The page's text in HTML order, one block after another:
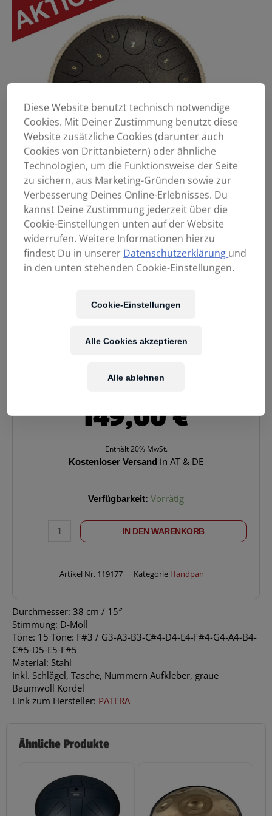
149,00€
Enthält 20% MwSt.
Kostenloser Versand in AT & DE
Verfügbarkeit: Vorrätig
Zungentrommel
Menge
IN DEN WARENKORB
Artikel Nr. 119177 Kategorie Handpan
Durchmesser: 38 cm / 15″
Stimmung: D-Moll
Töne: 15 Töne: F#3 / G3-A3-B3-C#4-D4-E4-F#4-G4-A4-B4-
C#5-D5-E5-F#5
Material: Stahl
Inkl. Schlägel, Tasche, Nummern Aufkleber, graue
Baumwoll Kordel
Link zum Hersteller: PATERA
Ähnliche Produkte
Diese Website benutzt technisch notwendige
Cookies. Mit Deiner Zustimmung benutzt diese
Website zusätzliche Cookies (darunter auch
Cookies von Drittanbietern) oder ähnliche
Technologien, um die Funktionsweise der Seite
zu sichern, aus Marketing-Gründen sowie zur
Verbesserung Deines Online-Erlebnisses. Du
kannst Deine Zustimmung jederzeit über die
Cookie-Einstellungen unten auf der Website
widerrufen. Weitere Informationen hierzu
findest Du in unserer Datenschutzerklärung und
in den unten stehenden Cookie-Einstellungen.
Cookie-Einstellungen
Alle ablehnen
Alle Cookies akzeptieren